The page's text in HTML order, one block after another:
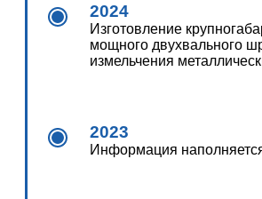
2023
Информация
2024
Изготовление
мощного двухвального
измельчения